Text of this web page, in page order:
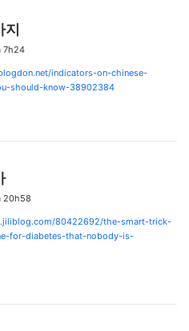
t
:
7h24
indicators-on-chinese-
should-know-38902384
t
:
20h58
80422692/the-smart-trick-
for-diabetes-that-nobody-is-